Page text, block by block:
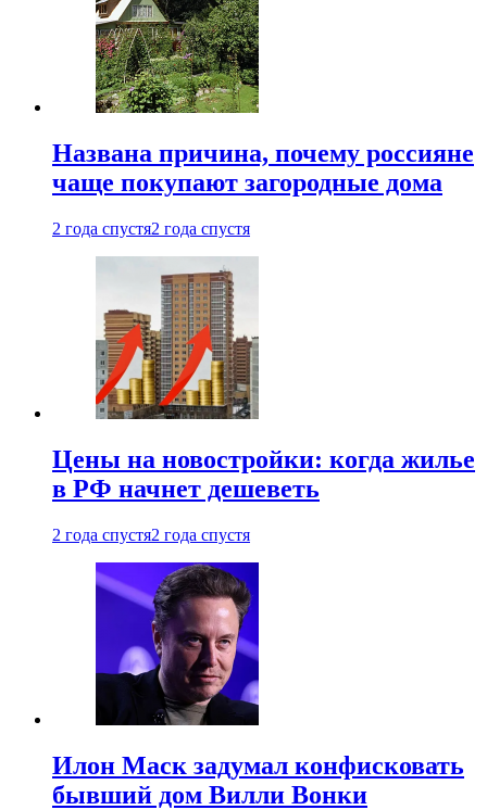
Названа причина, почему россияне
чаще покупают загородные дома
2 года спустя2 года спустя
Цены на новостройки: когда жилье
в РФ начнет дешеветь
2 года спустя2 года спустя
Илон Маск задумал конфисковать
бывший дом Вилли Вонки